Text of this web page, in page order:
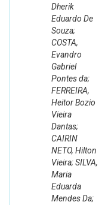
Dherik
Eduardo De
Souza;
COSTA,
Evandro
Gabriel
Pontes da;
FERREIRA,
Heitor Bozio
Vieira
Dantas;
CAIRIN
NETO, Hilton
Vieira; SILVA,
Maria
Eduarda
Mendes Da;